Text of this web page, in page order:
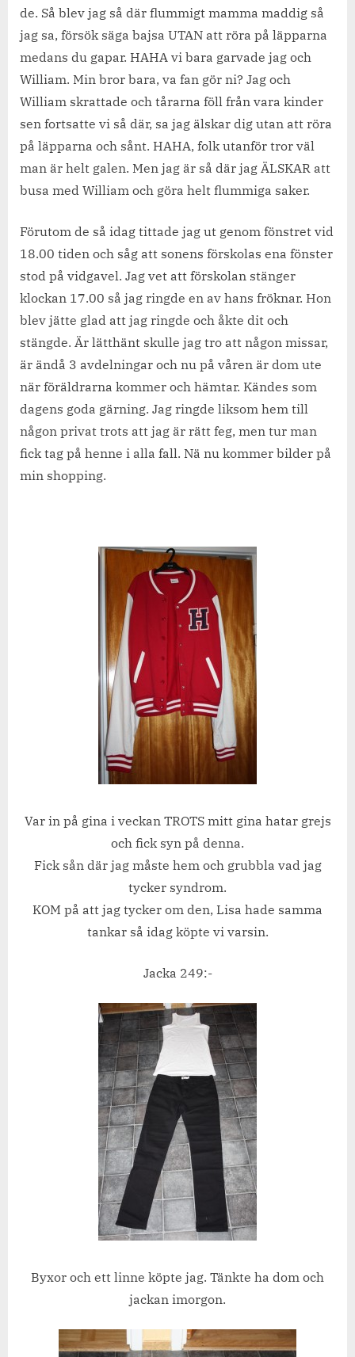
de. Så blev jag så där flummigt mamma maddig så
jag sa, försök säga bajsa UTAN att röra på läpparna
medans du gapar. HAHA vi bara garvade jag och
William. Min bror bara, va fan gör ni? Jag och
William skrattade och tårarna föll från vara kinder
sen fortsatte vi så där, sa jag älskar dig utan att röra
på läpparna och sånt. HAHA, folk utanför tror väl
man är helt galen. Men jag är så där jag ÄLSKAR att
busa med William och göra helt flummiga saker.
Förutom de så idag tittade jag ut genom fönstret vid
18.00 tiden och såg att sonens förskolas ena fönster
stod på vidgavel. Jag vet att förskolan stänger
klockan 17.00 så jag ringde en av hans fröknar. Hon
blev jätte glad att jag ringde och åkte dit och
stängde. Är lätthänt skulle jag tro att någon missar,
är ändå 3 avdelningar och nu på våren är dom ute
när föräldrarna kommer och hämtar. Kändes som
dagens goda gärning. Jag ringde liksom hem till
någon privat trots att jag är rätt feg, men tur man
fick tag på henne i alla fall. Nä nu kommer bilder på
min shopping.
Var in på gina i veckan TROTS mitt gina hatar grejs
och fick syn på denna.
Fick sån där jag måste hem och grubbla vad jag
tycker syndrom.
KOM på att jag tycker om den, Lisa hade samma
tankar så idag köpte vi varsin.
Jacka 249:-
Byxor och ett linne köpte jag. Tänkte ha dom och
jackan imorgon.